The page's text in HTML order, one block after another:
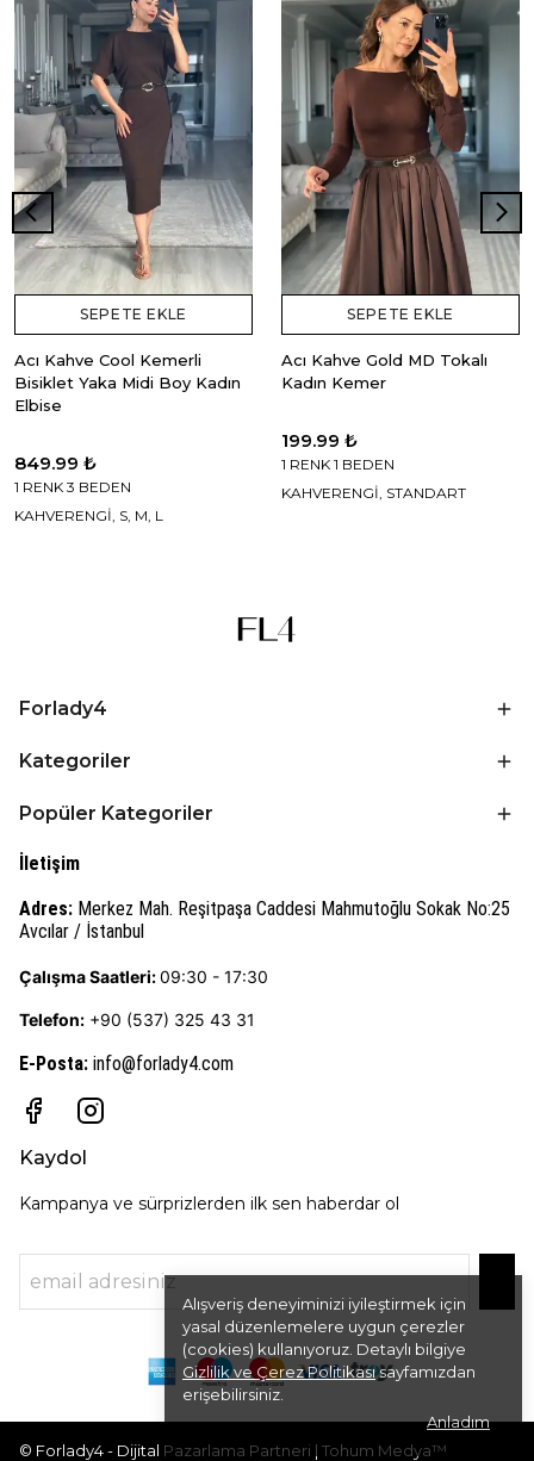
Alışveriş deneyiminizi iyileştirmek için
yasal düzenlemelere uygun çerezler
(cookies) kullanıyoruz. Detaylı bilgiye
Gizlilik ve Çerez Politikasısayfamızdan
erişebilirsiniz.
Anladım
SEPETE EKLE
Acı Kahve Cool Kemerli
Bisiklet Yaka Midi Boy Kadın
Elbise
849.99 ₺
1 RENK 3 BEDEN
KAHVERENGİ, S, M, L
SEPETE EKLE
Acı Kahve Gold MD Tokalı
Kadın Kemer
199.99 ₺
1 RENK 1 BEDEN
KAHVERENGİ, STANDART
Forlady4
Kategoriler
Popüler Kategoriler
İletişim
Adres: Merkez Mah. Reşitpaşa Caddesi Mahmutoğlu Sokak No:25
Avcılar / İstanbul
Çalışma Saatleri:09:30 - 17:30
Telefon: +90 (537) 325 43 31
E-Posta: info@forlady4.com
Kaydol
Kampanya ve sürprizlerden ilk sen haberdar ol
© Forlady4 - Dijital Pazarlama Partneri | Tohum Medya™